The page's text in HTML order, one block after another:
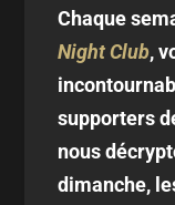
Chaque
Night Club,
supporters
nous
dimanche,